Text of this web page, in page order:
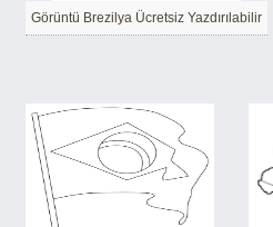
Görüntü Brezilya Ücretsiz Yazdırılabilir